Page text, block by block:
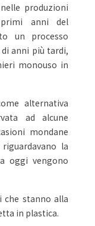
produzioni
anni del
un processo
anni più tardi,
monouso in
alternativa
ad alcune
mondane
la
oggi vengono
stanno alla
in plastica.